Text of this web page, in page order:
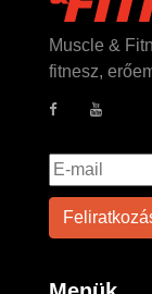
Muscle &
fitnesz,